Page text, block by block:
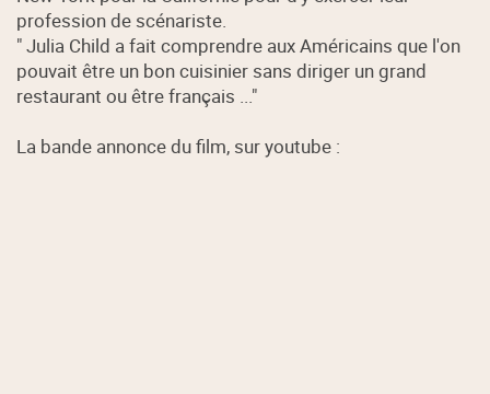
profession de scénariste.
" Julia Child a fait comprendre aux Américains que l'on
pouvait être un bon cuisinier sans diriger un grand
restaurant ou être français ..."
La bande annonce du film, sur youtube :